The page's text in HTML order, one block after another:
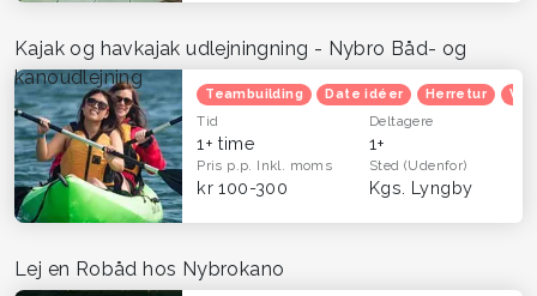
Kajak og havkajak udlejningning - Nybro Båd- og
kanoudlejning
Teambuilding Date idéer Herretur
Tid
1+ time
Deltagere
1+
Pris p.p. Inkl. moms
kr 100-300
Sted(Udenfor)
Kgs. Lyngby
Lej en Robåd hos Nybrokano